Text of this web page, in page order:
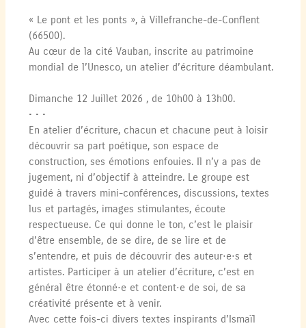
« Le pont et les ponts », à Villefranche-de-Conflent
(66500).
Au cœur de la cité Vauban, inscrite au patrimoine
mondial de l’Unesco, un atelier d’écriture déambulant.
Dimanche 12 Juillet 2026 , de 10h00 à 13h00.
• • •
En atelier d’écriture, chacun et chacune peut à loisir
découvrir sa part poétique, son espace de
construction, ses émotions enfouies. Il n’y a pas de
jugement, ni d’objectif à atteindre. Le groupe est
guidé à travers mini-conférences, discussions, textes
lus et partagés, images stimulantes, écoute
respectueuse. Ce qui donne le ton, c’est le plaisir
d’être ensemble, de se dire, de se lire et de
s’entendre, et puis de découvrir des auteur·e·s et
artistes. Participer à un atelier d’écriture, c’est en
général être étonné·e et content·e de soi, de sa
créativité présente et à venir.
Avec cette fois-ci divers textes inspirants d’Ismaïl